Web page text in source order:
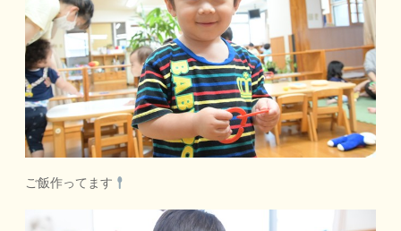
ご飯作ってます